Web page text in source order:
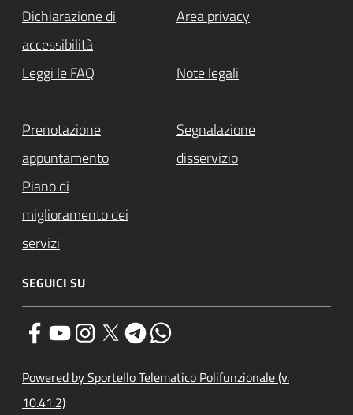
Dichiarazione di
accessibilità
Area privacy
Leggi le FAQ Note legali
Prenotazione
appuntamento
Segnalazione
disservizio
Piano di
miglioramento dei
servizi
SEGUICI SU
Powered by Sportello Telematico Polifunzionale (v.
10.41.2)